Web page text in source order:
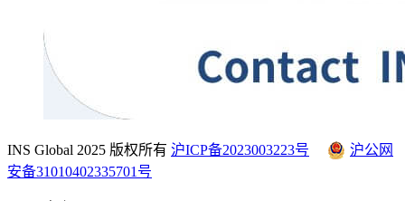
INS Global 2025 版权所有 沪ICP备2023003223号
沪公网
安备31010402335701号